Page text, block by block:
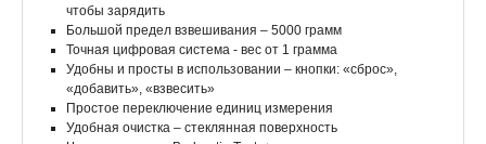
чтобы зарядить
Большой предел взвешивания – 5000 грамм
Точная цифровая система - вес от 1 грамма
Удобны и просты в использовании – кнопки: «сброс»,
«добавить», «взвесить»
Простое переключение единиц измерения
Удобная очистка – стеклянная поверхность